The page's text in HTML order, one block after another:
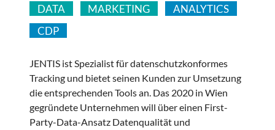
DATA MARKETING
ANALYTICS
CDP
JENTIS ist Spezialist für datenschutzkonformes
Tracking und bietet seinen Kunden zur Umsetzung
die entsprechenden Tools an. Das 2020 in Wien
gegründete Unternehmen will über einen First-
Party-Data-Ansatz Datenqualität und